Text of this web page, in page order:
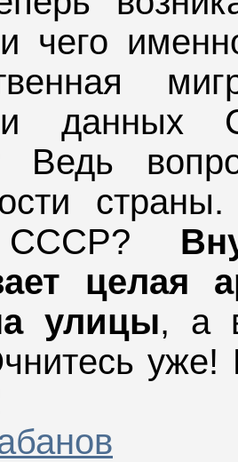
чего
СССР?
целая
улицы, а
уже!